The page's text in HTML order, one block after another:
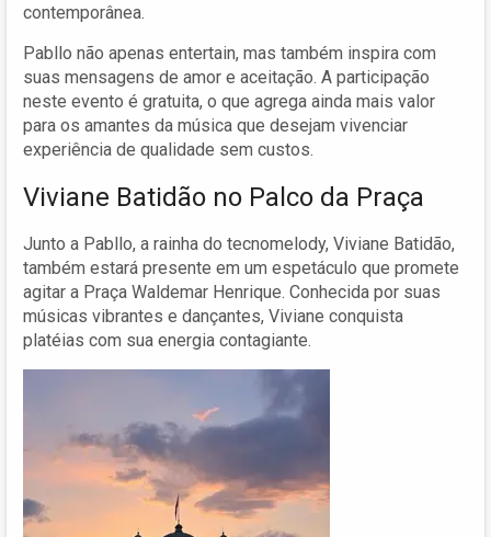
contemporânea.
Pabllo não apenas entertain, mas também inspira com
suas mensagens de amor e aceitação. A participação
neste evento é gratuita, o que agrega ainda mais valor
para os amantes da música que desejam vivenciar
experiência de qualidade sem custos.
Viviane Batidão no Palco da Praça
Junto a Pabllo, a rainha do tecnomelody, Viviane Batidão,
também estará presente em um espetáculo que promete
agitar a Praça Waldemar Henrique. Conhecida por suas
músicas vibrantes e dançantes, Viviane conquista
platéias com sua energia contagiante.